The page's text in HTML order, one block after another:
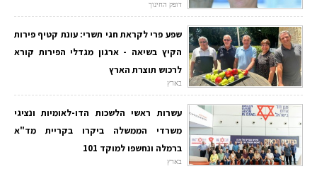
דופק החינוך
שפע פרי לקראת חגי תשרי: עונת קטיף פירות
הקיץ בשיאה - ארגון מגדלי הפירות קורא
לרכוש תוצרת הארץ
בארץ
עשרות ראשי הלשכות הדו-לאומיות ונציגי
משרדי הממשלה ביקרו בקריית מד"א
ברמלה ונחשפו למוקד 101
בארץ